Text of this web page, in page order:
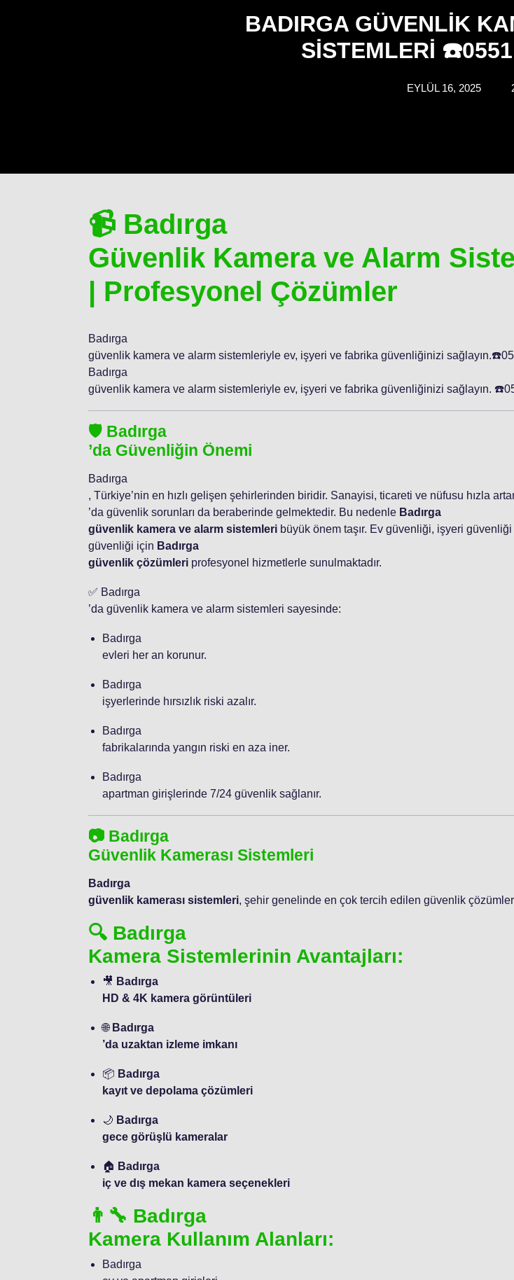
BADIRGA GÜVENLIK
SISTEMLERI
EYLÜL 16, 2025
📹 Badırga
Güvenlik Kamera ve Alarm
| Profesyonel Çözümler
Badırga
güvenlik kamera ve alarm sistemleriyle ev, işyeri ve fabrika güvenliğinizi
Badırga
güvenlik kamera ve alarm sistemleriyle ev, işyeri ve fabrika güvenliğinizi sağlayın.
🛡️ Badırga
’da Güvenliğin Önemi
Badırga
, Türkiye’nin en hızlı gelişen şehirlerinden biridir. Sanayisi, ticareti ve nüfusu hızla
’da güvenlik sorunları da beraberinde gelmektedir. Bu nedenle Badırga
güvenlik kamera ve alarm sistemleri büyük önem taşır. Ev güvenliği, işyeri
güvenliği için Badırga
güvenlik çözümleri profesyonel hizmetlerle sunulmaktadır.
✅ Badırga
’da güvenlik kamera ve alarm sistemleri sayesinde:
Badırga
evleri her an korunur.
Badırga
işyerlerinde hırsızlık riski azalır.
Badırga
fabrikalarında yangın riski en aza iner.
Badırga
apartman girişlerinde 7/24 güvenlik sağlanır.
📷 Badırga
Güvenlik Kamerası Sistemleri
Badırga
güvenlik kamerası sistemleri, şehir genelinde en çok tercih edilen güvenlik
🔍 Badırga
Kamera Sistemlerinin Avantajları:
🎥 Badırga
HD & 4K kamera görüntüleri
🌐 Badırga
’da uzaktan izleme imkanı
📦 Badırga
kayıt ve depolama çözümleri
🌙 Badırga
gece görüşlü kameralar
🏠 Badırga
iç ve dış mekan kamera seçenekleri
👨‍🔧 Badırga
Kamera Kullanım Alanları:
Badırga